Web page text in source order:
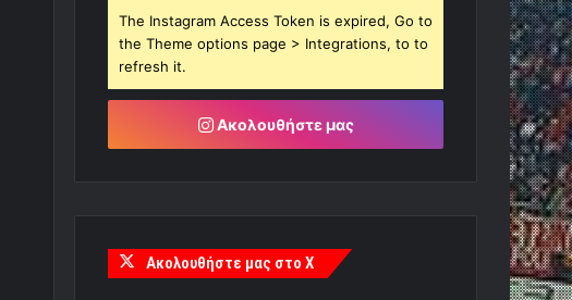
The Instagram Access Token is expired, Go to
the Theme options page > Integrations, to to
refresh it.
Ακολουθήστε μας
Ακολουθήστε μας στο X